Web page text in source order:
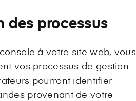
processus
à votre site web, vous
vos processus de gestion
pourront identifier
provenant de votre